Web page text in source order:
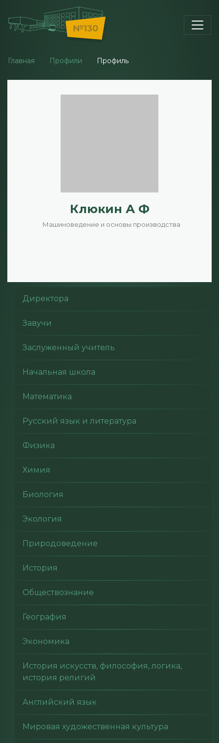
Главная Профили Профиль
Клюкин А Ф
Машиноведение и основы производства
Директора
Завучи
Заслуженный учитель
Начальная школа
Математика
Русский язык и литература
Физика
Химия
Биология
Экология
Природоведение
История
Обществознание
География
Экономика
История искусств, философия, логика,
история религий
Английский язык
Мировая художественная культура